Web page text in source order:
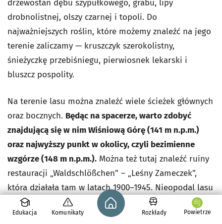
drzewostan dębu szypułkowego, grabu, lipy
drobnolistnej, olszy czarnej i topoli. Do
najważniejszych roślin, które możemy znaleźć na jego
terenie zaliczamy — kruszczyk szerokolistny,
śnieżyczkę przebiśniegu, pierwiosnek lekarski i
bluszcz pospolity.
Na terenie lasu można znaleźć wiele ścieżek głównych
oraz bocznych. Będąc na spacerze, warto zdobyć
znajdującą się w nim Wiśniową Górę (141 m n.p.m.)
oraz najwyższy punkt w okolicy, czyli bezimienne
wzgórze (148 m n.p.m.). Można też tutaj znaleźć ruiny
restauracji „Waldschlößchen” – „Leśny Zameczek”,
która działała tam w latach 1900–1945. Nieopodal lasu
znajduje się również stacja uzdatniania wody Leśnica
oraz Mokrzański Plac Zabaw przy ulicy Mojęcickiej.
Edukacja Komunikaty
Strona główna - wroclaw.pl
Rozkłady Powietrze